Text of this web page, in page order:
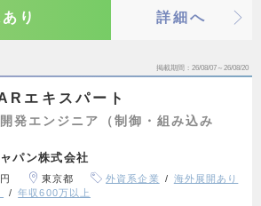
り 詳細へ
掲載期間 26/08/07～26/08/20
エキスパート
発エンジニア（制御・組み込み
パン株式会社
東京都 外資系企業
海外展開あり
年収600万以上